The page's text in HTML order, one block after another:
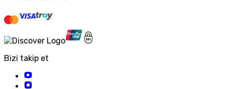
Bizi takip et